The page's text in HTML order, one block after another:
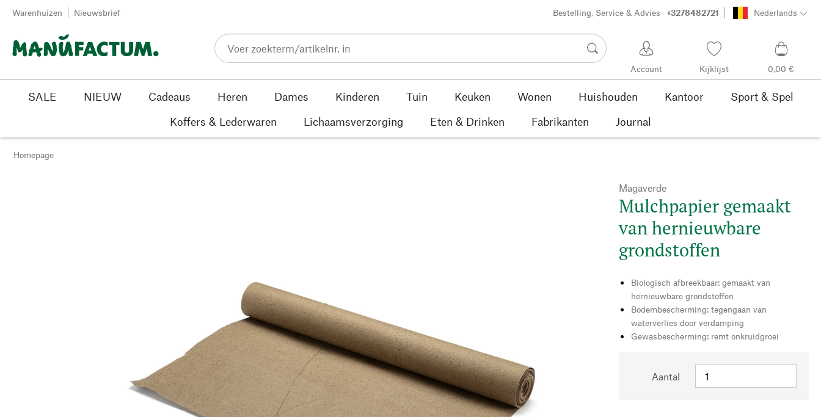
Passer au contenu
Warenhuizen Nieuwsbrief Bestelling, Service & Advies +3278482721 Nederlands
Account Kijklijst 0,00 €
SALE NIEUW Cadeaus Heren Dames Kinderen Tuin Keuken Wonen Huishouden Kantoor
Sport & Spel
Koffers & Lederwaren
Lichaamsverzorging Eten & Drinken Fabrikanten Journal
Homepage
Magaverde
Mulchpapier gemaakt
van hernieuwbare
grondstoffen
Biologisch afbreekbaar: gemaakt van
hernieuwbare grondstoffen
Bodembescherming: tegengaan van
waterverlies door verdamping
Gewasbescherming: remt onkruidgroei
Aantal